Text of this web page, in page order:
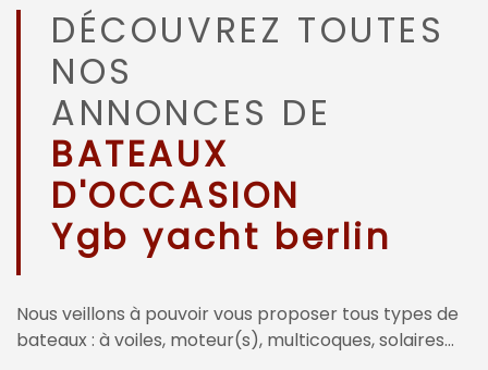
Bateaux d'occasions
L'agence
Contact
06 27 07 57 11
DÉCOUVREZ TOUTES
NOS
ANNONCES DE
BATEAUX
D'OCCASION
Ygb yacht berlin
Nous veillons à pouvoir vous proposer tous types de
bateaux : à voiles, moteur(s), multicoques, solaires…